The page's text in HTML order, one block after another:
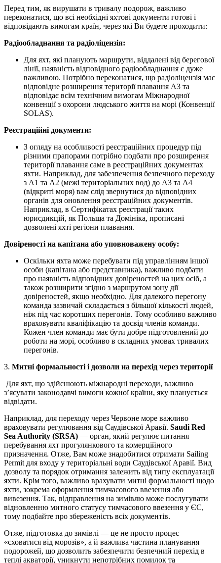
Перед тим, як вирушати в тривалу подорож, важливо
переконатися, що всі необхідні яхтові документи готові і
відповідають вимогам країн, через які Ви будете проходити:
Радіообладнання та радіоліцензія:
Для яхт, які планують маршрути, віддалені від берегової
лінії, наявність відповідного радіообладнання є дуже
важливою. Потрібно переконатися, що радіоліцензія має
відповідне розширення території плавання А3 та
відповідає всім технічним вимогам Міжнародної
конвенції з охорони людського життя на морі (Конвенції
SOLAS).
Реєстраційні документи:
З огляду на особливості реєстраційних процедур під
різними прапорами потрібно подбати про розширення
території плавання саме в реєстраційних документах
яхти. Наприклад, для забезпечення безпечного переходу
з А1 та А2 (межі територіальних вод) до А3 та А4
(відкриті моря) вам слід звернутися до відповідних
органів для оновлення реєстраційних документів.
Наприклад, в Сертифікатах реєстрації таких
юрисдикцій, як Польща та Домініка, прописані
дозволені яхті регіони плавання.
Довіреності на капітана або уповноважену особу:
Оскільки яхта може перебувати під управлінням іншої
особи (капітана або представника), важливо подбати
про наявність відповідних довіреностей на цих осіб, а
також розширити згідно з маршрутом зону дії
довіреностей, якщо необхідно. Для далекого перегону
команда зазвичай складається з більшої кількості людей,
ніж під час коротших перегонів. Тому особливо важливо
враховувати кваліфікацію та досвід членів команди.
Кожен член команди має бути добре підготовлений до
роботи на морі, особливо в складних умовах тривалих
перегонів.
3. Митні формальності і дозволи на перехід через території
Для яхт, що здійснюють міжнародні переходи, важливо
з’ясувати законодавчі вимоги кожної країни, яку планується
відвідати.
Наприклад, для переходу через Червоне море важливо
враховувати регулювання від Саудівської Аравії. Saudi Red
Sea Authority (SRSA) — орган, який регулює питання
перебування яхт прогулянкового та комерційного
призначення. Отже, Вам може знадобитися отримати Sailing
Permit для входу у територіальні води Саудівської Аравії. Вид
дозволу та порядок отримання залежить від типу експлуатації
яхти. Крім того, важливо врахувати митні формальності щодо
яхти, зокрема оформлення тимчасового ввезення або
вивезення. Так, відправлення на зимівлю може послугувати
відновленню митного статусу тимчасового ввезення у ЄС,
тому подбайте про збереженість всіх документів.
Отже, підготовка до зимівлі — це не просто процес
«сховатися від морозів», а й важлива частина планування
подорожей, що дозволить забезпечити безпечний перехід в
теплі акваторії, уникнути непотрібних помилок та